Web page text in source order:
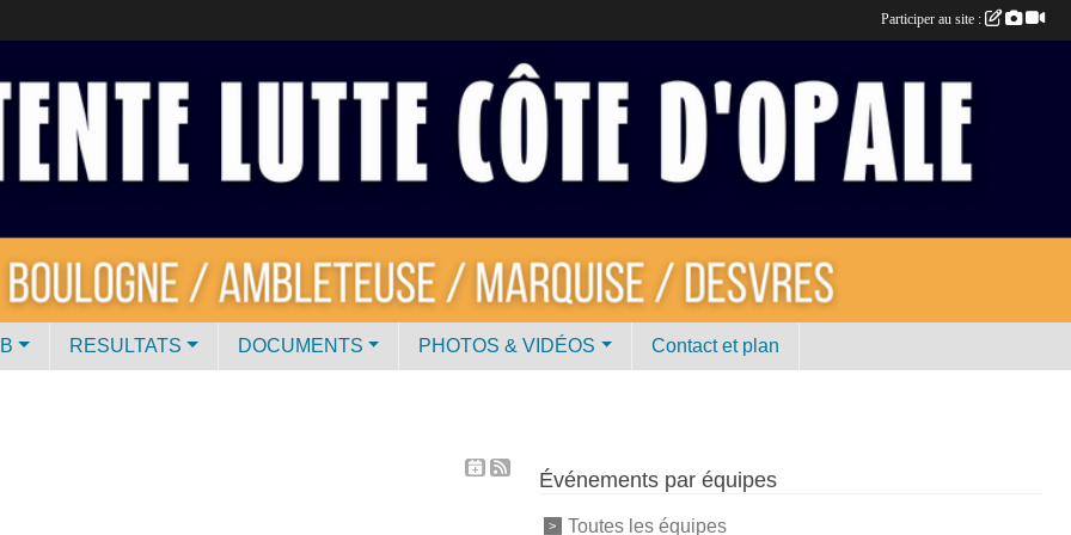
RESULTATS DOCUMENTS PHOTOS & VIDÉOS Contact et plan
Événements par équipes
Toutes les équipes
Participer au site :